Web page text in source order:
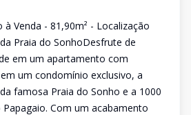
Venda - 81,90m² - Localização
Praia do SonhoDesfrute de
em um apartamento com
um condomínio exclusivo, a
famosa Praia do Sonho e a 1000
Com um acabamento